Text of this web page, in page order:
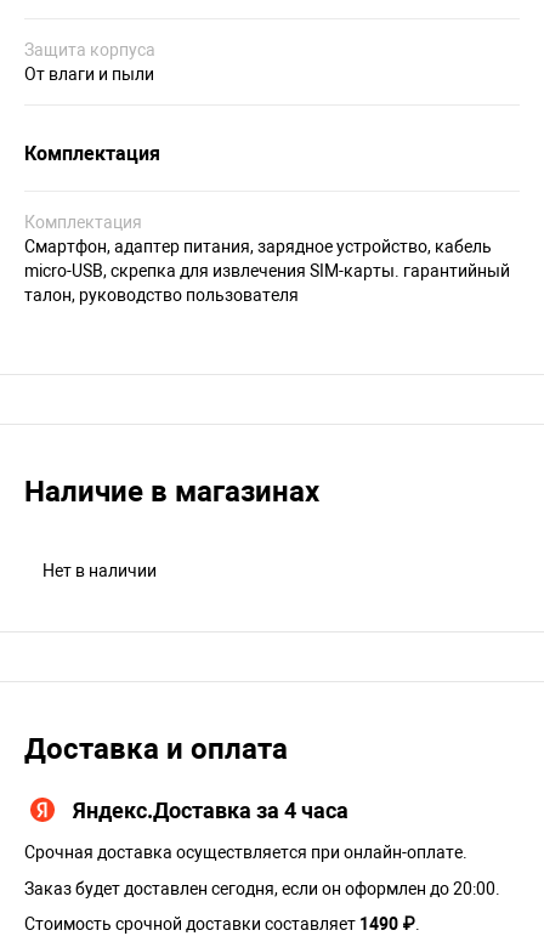
Защита корпуса
От влаги и пыли
Комплектация
Комплектация
Смартфон, адаптер питания, зарядное устройство, кабель
micro-USB, скрепка для извлечения SIM-карты. гарантийный
талон, руководство пользователя
Наличие в магазинах
Нет в наличии
Доставка и оплата
Яндекс.Доставка за 4 часа
Срочная доставка осуществляется при онлайн-оплате.
Заказ будет доставлен сегодня, если он оформлен до 20:00.
Стоимость срочной доставки составляет 1490 ₽.